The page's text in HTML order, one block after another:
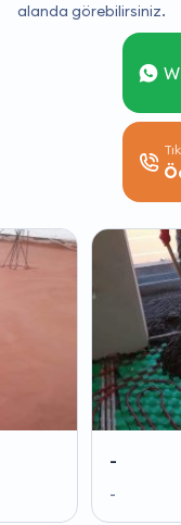
alanda görebilirsiniz.
-
-